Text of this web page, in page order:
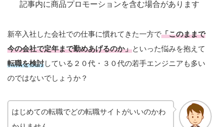
記事内に商品プロモーションを含む場合があります
新卒入社した会社での仕事に慣れてきた一方で「このままで
今の会社で定年まで勤めあげるのか」といった悩みを抱えて
転職を検討している２０代・３０代の若手エンジニアも多い
のではないでしょうか？
はじめての転職でどの転職サイトがいいのかわ